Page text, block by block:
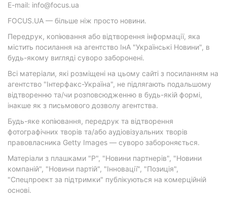
E-mail: info@focus.ua
FOCUS.UA — більше ніж просто новини.
Передрук, копіювання або відтворення інформації, яка
містить посилання на агентство ІнА "Українські Новини", в
будь-якому вигляді суворо заборонені.
Всі матеріали, які розміщені на цьому сайті з посиланням на
агентство "Інтерфакс-Україна", не підлягають подальшому
відтворенню та/чи розповсюдженню в будь-якій формі,
інакше як з письмового дозволу агентства.
Будь-яке копіювання, передрук та відтворення
фотографічних творів та/або аудіовізуальних творів
правовласника Getty Images — суворо забороняється.
Матеріали з плашками "Р", "Новини партнерів", "Новини
компаній", "Новини партій", "Інновації", "Позиція",
"Спецпроект за підтримки" публікуються на комерційній
основі.